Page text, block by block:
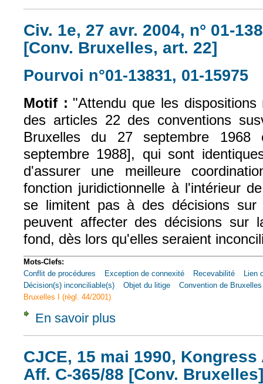
Civ. 1e, 27 avr. 2004, n° 01-
[Conv. Bruxelles, art. 22]
Pourvoi n°01-13831, 01-15975
Motif : "Attendu que les
des articles 22 des conventions
Bruxelles du 27 septembre
septembre 1988], qui sont
d'assurer une meilleure
fonction juridictionnelle à l'intérieur
se limitent pas à des décisions
peuvent affecter des décisions sur
fond, dès lors qu'elles seraient
Mots-Clefs:
Conflit de procédures
Exception de connexité Recevabilité
Lien
Décision(s) inconciliable(s)
Objet du litige
Convention de Bruxelles
Bruxelles I (règl. 44/2001)
En savoir plus
CJCE, 15 mai 1990,
Aff. C-365/88 [Conv. Bruxelles]